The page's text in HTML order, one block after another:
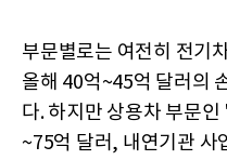
부문별로는 여전히 전기
올해 40억~45억 달러의
다. 하지만 상용차 부문
~75억 달러, 내연기관